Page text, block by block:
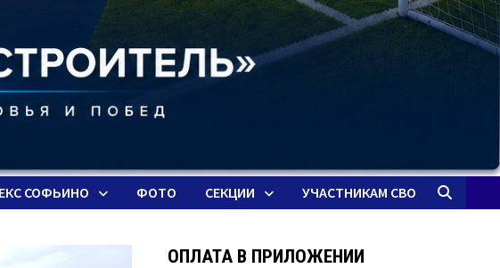
СОФЬИНО ФОТО СЕКЦИИ УЧАСТНИКАМ СВО
ОПЛАТА В ПРИЛОЖЕНИИ